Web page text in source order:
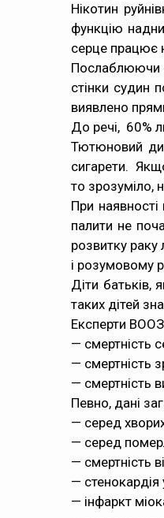
Нікотин
функцію
серце працює
Послаблюючи
стінки судин
виявлено
До речі, 60%
Тютюновий
сигарети.
то зрозуміло,
При
палити не
розвитку раку
і розумовому
Діти батьків,
таких дітей
Експерти
— смертність
— смертність
— смертність
Певно, дані
— серед
— серед
— смертність
— стенокардія
— інфаркт